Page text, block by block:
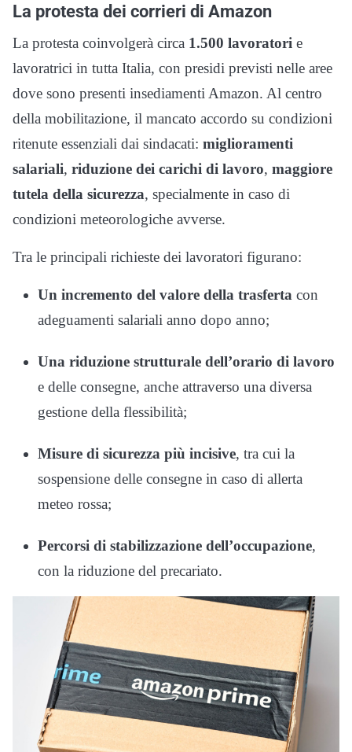
La protesta dei corrieri di Amazon
La protesta coinvolgerà circa 1.500 lavoratori e
lavoratrici in tutta Italia, con presidi previsti nelle aree
dove sono presenti insediamenti Amazon. Al centro
della mobilitazione, il mancato accordo su condizioni
ritenute essenziali dai sindacati: miglioramenti
salariali, riduzione dei carichi di lavoro, maggiore
tutela della sicurezza, specialmente in caso di
condizioni meteorologiche avverse.
Tra le principali richieste dei lavoratori figurano:
Un incremento del valore della trasferta con
adeguamenti salariali anno dopo anno;
Una riduzione strutturale dell’orario di lavoro
e delle consegne, anche attraverso una diversa
gestione della flessibilità;
Misure di sicurezza più incisive, tra cui la
sospensione delle consegne in caso di allerta
meteo rossa;
Percorsi di stabilizzazione dell’occupazione,
con la riduzione del precariato.